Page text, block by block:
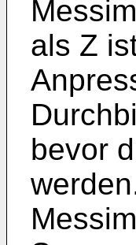
als Z
bevor